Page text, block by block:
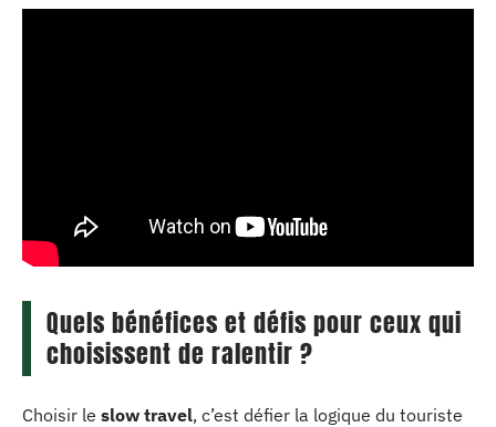
Quels bénéfices et défis pour ceux qui
choisissent de ralentir ?
Choisir le slow travel, c’est défier la logique du touriste